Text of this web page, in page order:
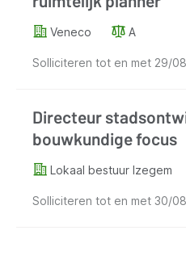
Veneco A
Solliciteren tot en met 29/
Directeur
bouwkundige focus
Lokaal bestuur Izegem
Solliciteren tot en met 30/